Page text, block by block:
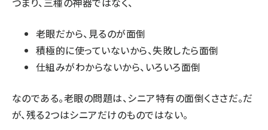
老眼だから、見るのが面倒
積極的に使っていないから、失敗したら面倒
仕組みがわからないから、いろいろ面倒
なのである。老眼の問題は、シニア特有の面倒くささだ。だ
が、残る2つはシニアだけのものではない。